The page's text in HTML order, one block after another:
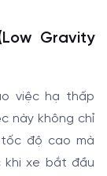
Gravity
việc hạ thấp
này không chỉ
độ cao mà
khi xe bắt đầu